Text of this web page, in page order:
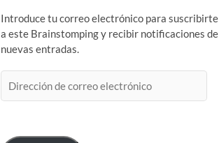
Introduce tu correo electrónico para suscribirte
a este Brainstomping y recibir notificaciones de
nuevas entradas.
de